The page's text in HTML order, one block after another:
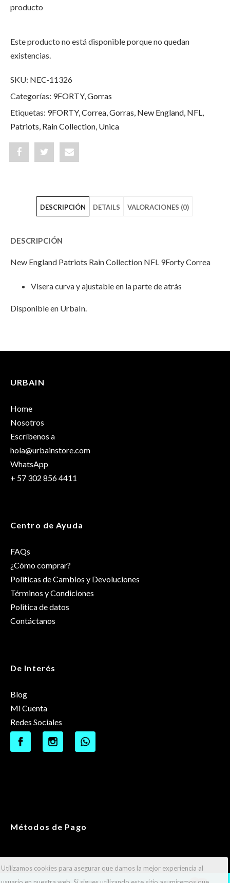
producto
Este producto no está disponible porque no quedan
existencias.
SKU: NEC-11326
Categorías: 9FORTY,Gorras
Etiquetas: 9FORTY,Correa,Gorras, New England, NFL,
Patriots, Rain Collection, Unica
Share
Patriots
NFL
9Forty
Post
England
Azul
NFL
Share
Patriots
NFL
9Forty
DESCRIPCIÓN DETAILS VALORACIONES (0)
DESCRIPCIÓN
New England Patriots Rain Collection NFL 9Forty Correa
Visera curva y ajustable en la parte de atrás
Disponible en UrbaIn.
Dimensiones
Solo los usuarios registrados que hayan comprado este
URBAIN
Home
Nosotros
Escríbenos a
hola@urbainstore.com
WhatsApp
+ 57 302 856 4411
Centro de Ayuda
FAQs
¿Cómo comprar?
Politicas de Cambios y Devoluciones
Términos y Condiciones
Politica de datos
Contáctanos
De Interés
Blog
Mi Cuenta
Redes Sociales
Métodos de Pago
Utilizamos cookies para asegurar que damos la mejor experiencia al